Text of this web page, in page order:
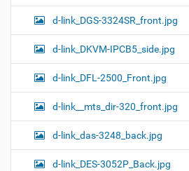
d-link_DGS-3324SR_front.jpg
d-link_DKVM-IPCB5_side.jpg
d-link_DFL-2500_Front.jpg
d-link__mts_dir-320_front.jpg
d-link_das-3248_back.jpg
d-link_DES-3052P_Back.jpg